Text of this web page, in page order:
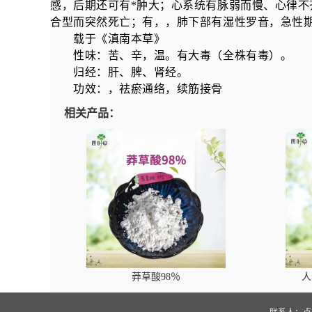
感，后期还可有*肿大；心系统有脉弱而慢、心律
合型而突然死亡；有，，肺下部有湿性罗音，急性
载于《滇南本草》
性味：苦、辛，温。有大毒（全株有毒）。
归经：肝、脾、肾经。
功效：，祛瘀通络，续筋接骨
相关产品：
莽草酸98％